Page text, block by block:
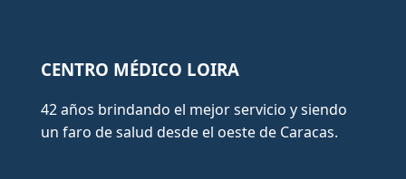
Nosotros
Directorio Médico
CENTRO MÉDICO LOIRA
42 años brindando el mejor servicio y siendo
un faro de salud desde el oeste de Caracas.